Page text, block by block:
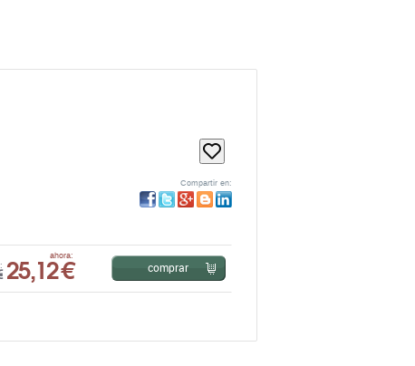
Compartir en:
ahora:
25,12 € comprar